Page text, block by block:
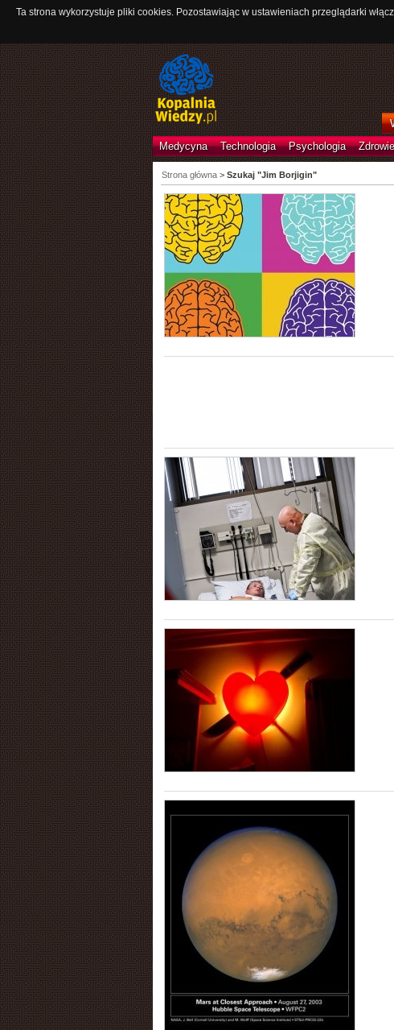
Ta strona wykorzystuje pliki cookies. Pozostawiając w ustawieniach przeglądarki
Medycyna Technologia Psychologia
Strona główna> Szukaj "Jim Borjigin"